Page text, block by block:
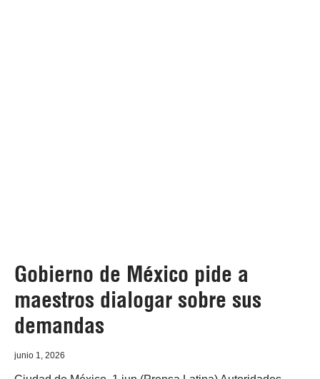
Gobierno de México pide a
maestros dialogar sobre sus
demandas
junio 1, 2026